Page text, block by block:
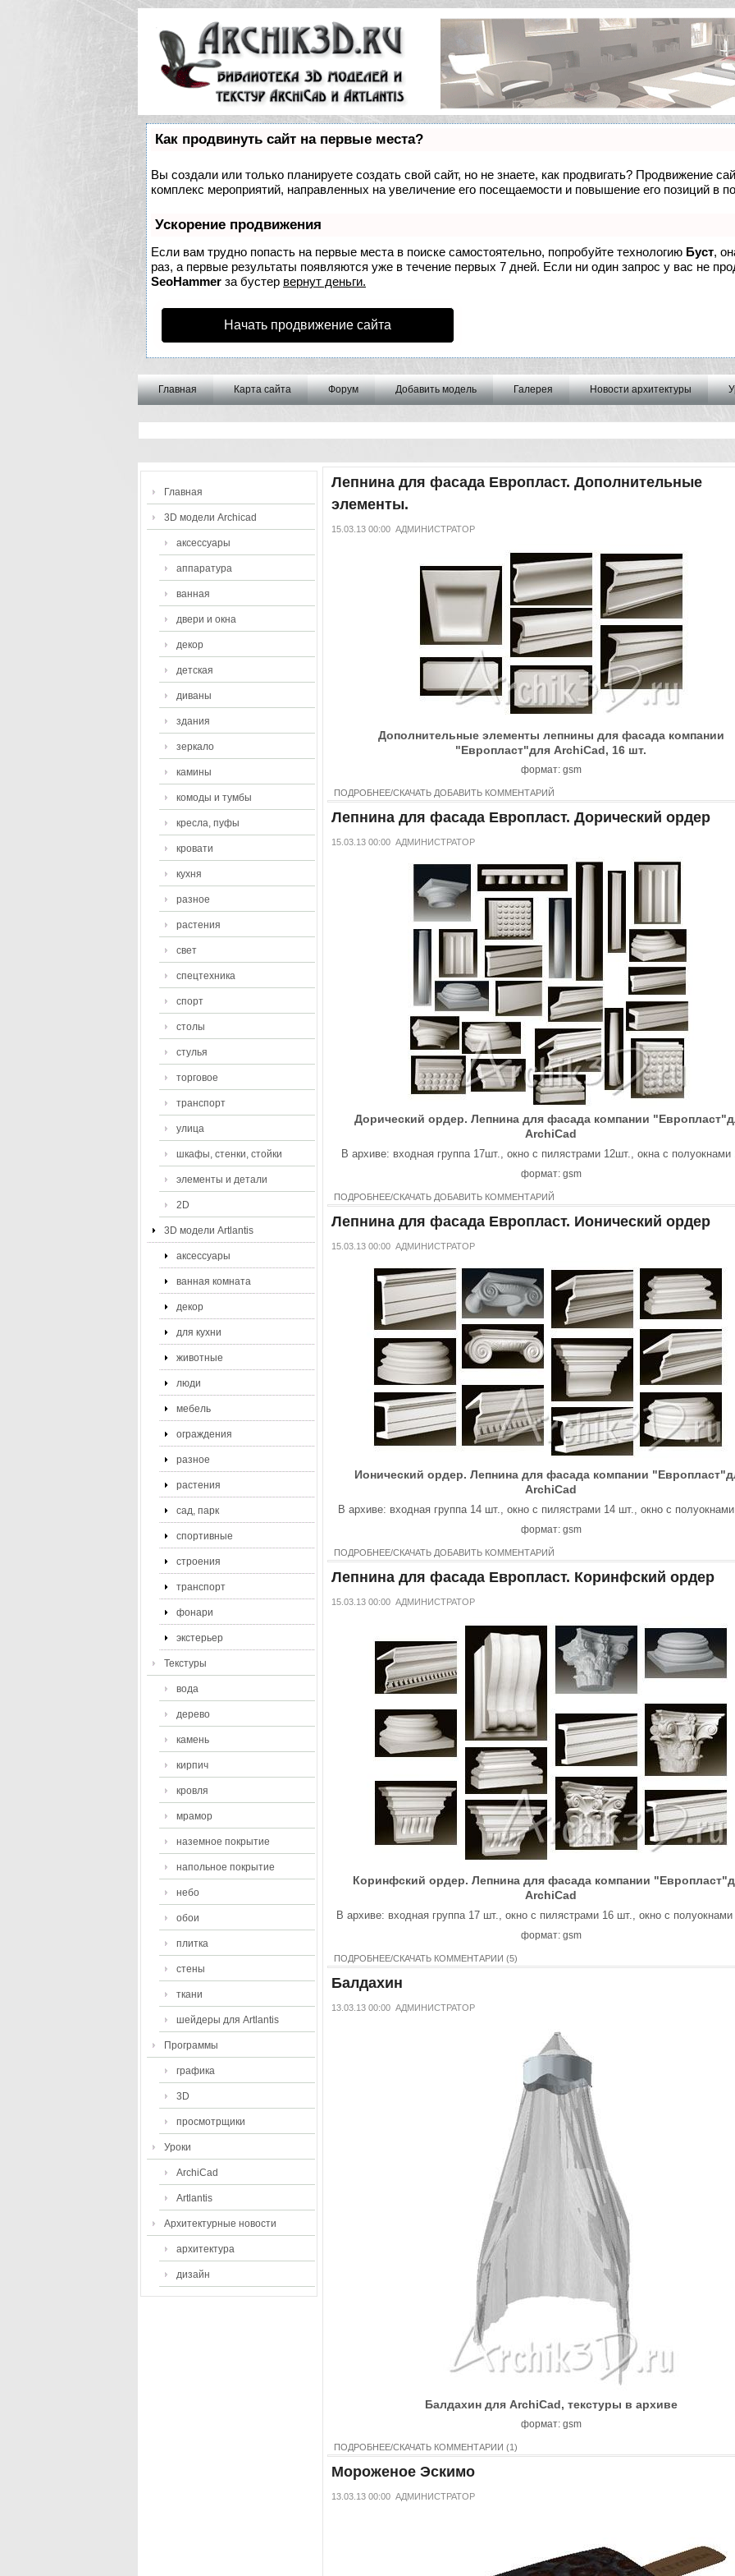
Как продвинуть сайт на первые места?
Вы создали или только планируете создать свой сайт, но не знаете, как продвигать? Продвижение
комплекс мероприятий, направленных на увеличение его посещаемости и повышение его позиций в
Ускорение продвижения
Если вам трудно попасть на первые места в поиске самостоятельно, попробуйте технологию Буст,
раз, а первые результаты появляются уже в течение первых 7 дней. Если ни один запрос у вас не
SeoHammer за бустер вернут деньги.
Начать продвижение сайта
Главная Карта сайта Форум Добавить модель Галерея Новости архитектуры
Главная
3D модели Archicad
аксессуары
аппаратура
ванная
двери и окна
декор
детская
диваны
здания
зеркало
камины
комоды и тумбы
кресла, пуфы
кровати
кухня
разное
растения
свет
спецтехника
спорт
столы
стулья
торговое
транспорт
улица
шкафы, стенки, стойки
элементы и детали
2D
3D модели Artlantis
аксессуары
ванная комната
декор
для кухни
животные
люди
мебель
ограждения
разное
растения
сад, парк
спортивные
строения
транспорт
фонари
экстерьер
Текстуры
вода
дерево
камень
кирпич
кровля
мрамор
наземное покрытие
напольное покрытие
небо
обои
плитка
стены
ткани
шейдеры для Artlantis
Программы
графика
3D
просмотрщики
Уроки
ArchiCad
Artlantis
Архитектурные новости
архитектура
дизайн
Лепнина для фасада Европласт. Дополнительные
элементы.
15.03.13 00:00 АДМИНИСТРАТОР
Дополнительные элементы лепнины для фасада компании
"Европласт"для ArchiCad, 16 шт.
формат: gsm
ПОДРОБНЕЕ/СКАЧАТЬ ДОБАВИТЬ КОММЕНТАРИЙ
Лепнина для фасада Европласт. Дорический ордер
15.03.13 00:00 АДМИНИСТРАТОР
Дорический ордер. Лепнина для фасада компании
ArchiCad
В архиве: входная группа 17шт., окно с пилястрами 12шт., окна с полуокнами
формат: gsm
ПОДРОБНЕЕ/СКАЧАТЬ ДОБАВИТЬ КОММЕНТАРИЙ
Лепнина для фасада Европласт. Ионический ордер
15.03.13 00:00 АДМИНИСТРАТОР
Ионический ордер. Лепнина для фасада компании
ArchiCad
В архиве: входная группа 14 шт., окно с пилястрами 14 шт., окно с
формат: gsm
ПОДРОБНЕЕ/СКАЧАТЬ ДОБАВИТЬ КОММЕНТАРИЙ
Лепнина для фасада Европласт. Коринфский ордер
15.03.13 00:00 АДМИНИСТРАТОР
Коринфский ордер. Лепнина для фасада компании
ArchiCad
В архиве: входная группа 17 шт., окно с пилястрами 16 шт., окно с
формат: gsm
ПОДРОБНЕЕ/СКАЧАТЬ КОММЕНТАРИИ (5)
Балдахин
13.03.13 00:00 АДМИНИСТРАТОР
Балдахин для ArchiCad, текстуры в архиве
формат: gsm
ПОДРОБНЕЕ/СКАЧАТЬ КОММЕНТАРИИ (1)
Мороженое Эскимо
13.03.13 00:00 АДМИНИСТРАТОР